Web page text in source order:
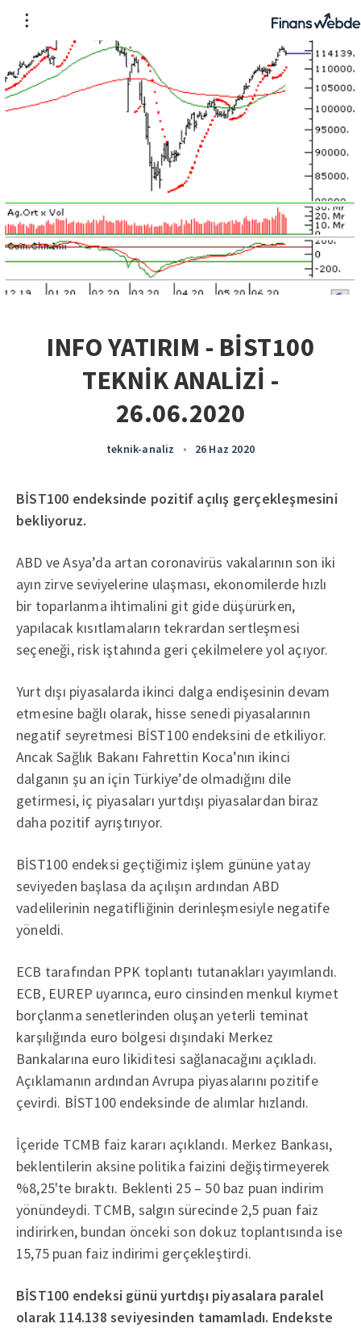
INFO YATIRIM - BİST100
TEKNİK ANALİZİ -
26.06.2020
teknik-analiz • 26 Haz 2020
BİST100 endeksinde pozitif açılış gerçekleşmesini
bekliyoruz.
ABD ve Asya’da artan coronavirüs vakalarının son iki
ayın zirve seviyelerine ulaşması, ekonomilerde hızlı
bir toparlanma ihtimalini git gide düşürürken,
yapılacak kısıtlamaların tekrardan sertleşmesi
seçeneği, risk iştahında geri çekilmelere yol açıyor.
Yurt dışı piyasalarda ikinci dalga endişesinin devam
etmesine bağlı olarak, hisse senedi piyasalarının
negatif seyretmesi BİST100 endeksini de etkiliyor.
Ancak Sağlık Bakanı Fahrettin Koca’nın ikinci
dalganın şu an için Türkiye’de olmadığını dile
getirmesi, iç piyasaları yurtdışı piyasalardan biraz
daha pozitif ayrıştırıyor.
BİST100 endeksi geçtiğimiz işlem gününe yatay
seviyeden başlasa da açılışın ardından ABD
vadelilerinin negatifliğinin derinleşmesiyle negatife
yöneldi.
ECB tarafından PPK toplantı tutanakları yayımlandı.
ECB, EUREP uyarınca, euro cinsinden menkul kıymet
borçlanma senetlerinden oluşan yeterli teminat
karşılığında euro bölgesi dışındaki Merkez
Bankalarına euro likiditesi sağlanacağını açıkladı.
Açıklamanın ardından Avrupa piyasalarını pozitife
çevirdi. BİST100 endeksinde de alımlar hızlandı.
İçeride TCMB faiz kararı açıklandı. Merkez Bankası,
beklentilerin aksine politika faizini değiştirmeyerek
%8,25'te bıraktı. Beklenti 25 – 50 baz puan indirim
yönündeydi. TCMB, salgın sürecinde 2,5 puan faiz
indirirken, bundan önceki son dokuz toplantısında ise
15,75 puan faiz indirimi gerçekleştirdi.
BİST100 endeksi günü yurtdışı piyasalara paralel
olarak 114.138 seviyesinden tamamladı. Endekste